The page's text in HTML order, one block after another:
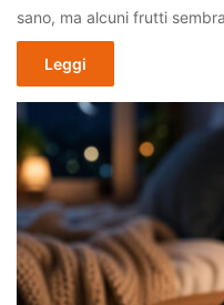
sano, ma alcuni frutti
Leggi